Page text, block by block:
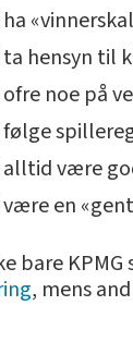
ta hensyn til
noe på
følge
alltid være
være en
bare
, mens